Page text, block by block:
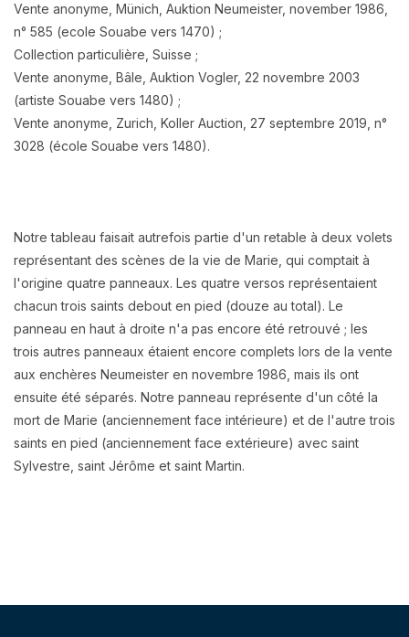
Vente anonyme, Münich, Auktion Neumeister, november 1986,
n° 585 (ecole Souabe vers 1470) ;
Collection particulière, Suisse ;
Vente anonyme, Bâle, Auktion Vogler, 22 novembre 2003
(artiste Souabe vers 1480) ;
Vente anonyme, Zurich, Koller Auction, 27 septembre 2019, n°
3028 (école Souabe vers 1480).
Notre tableau faisait autrefois partie d'un retable à deux volets
représentant des scènes de la vie de Marie, qui comptait à
l'origine quatre panneaux. Les quatre versos représentaient
chacun trois saints debout en pied (douze au total). Le
panneau en haut à droite n'a pas encore été retrouvé ; les
trois autres panneaux étaient encore complets lors de la vente
aux enchères Neumeister en novembre 1986, mais ils ont
ensuite été séparés. Notre panneau représente d'un côté la
mort de Marie (anciennement face intérieure) et de l'autre trois
saints en pied (anciennement face extérieure) avec saint
Sylvestre, saint Jérôme et saint Martin.